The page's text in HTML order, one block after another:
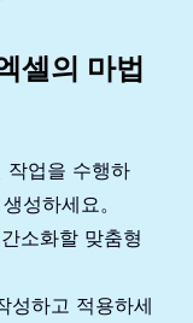
셀의 마법
작업을 수행하
성하세요。
소화할 맞춤형
성하고 적용하세